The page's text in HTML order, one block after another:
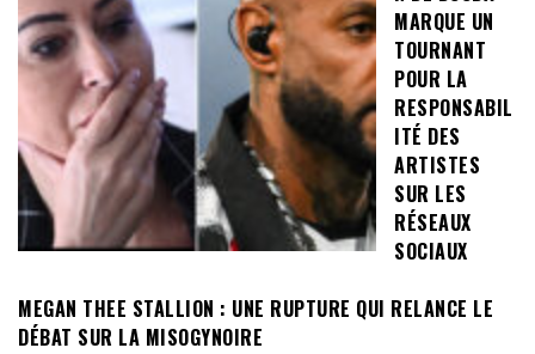
MARQUE UN
TOURNANT
POUR LA
RESPONSABIL
ITÉ DES
ARTISTES
SUR LES
RÉSEAUX
SOCIAUX
MEGAN THEE STALLION : UNE RUPTURE QUI RELANCE LE
DÉBAT SUR LA MISOGYNOIRE